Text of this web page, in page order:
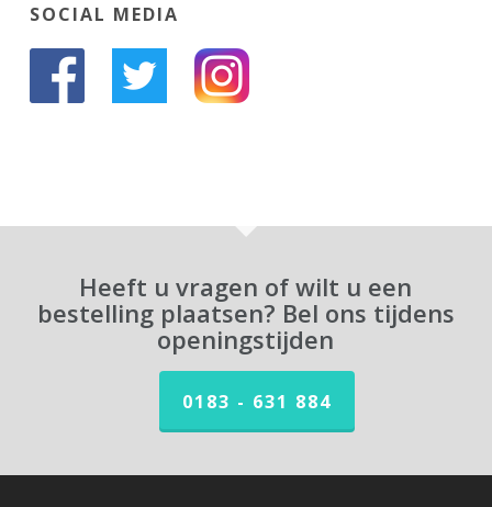
SOCIAL MEDIA
Heeft u vragen of wilt u een
bestelling plaatsen? Bel ons tijdens
openingstijden
0183 - 631 884